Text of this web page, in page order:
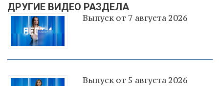
ДРУГИЕ ВИДЕО РАЗДЕЛА
Выпуск от 7 августа 2026
Выпуск от 5 августа 2026